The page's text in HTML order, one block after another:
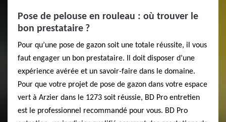
Pose de pelouse en rouleau : où trouver le
bon prestataire ?
Pour qu’une pose de gazon soit une totale réussite, il vous
faut engager un bon prestataire. Il doit disposer d’une
expérience avérée et un savoir-faire dans le domaine.
Pour que votre projet de pose de gazon dans votre espace
vert à Arzier dans le 1273 soit réussie, BD Pro entretien
est le professionnel recommandé pour vous. BD Pro